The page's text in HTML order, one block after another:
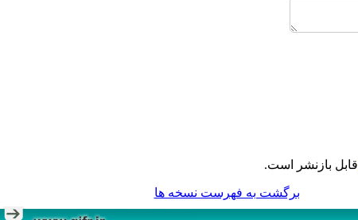
قابل بازنشر است.
برگشت به فهرست نسخه ها